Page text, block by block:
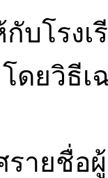
บโรง
ดยวิธีเ
รายชื่อ